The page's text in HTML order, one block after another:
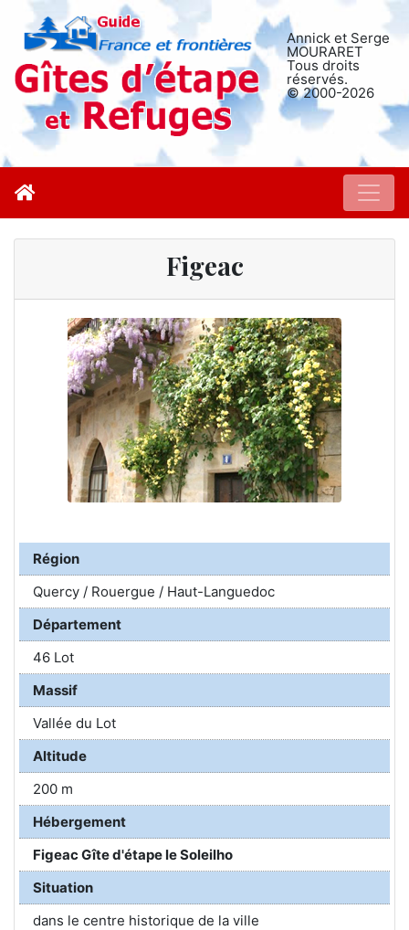
Annick et Serge
MOURARET
Tous droits
réservés.
© 2000-2026
Figeac
Région
Quercy / Rouergue / Haut-Languedoc
Département
46 Lot
Massif
Vallée du Lot
Altitude
200 m
Hébergement
Figeac Gîte d'étape le Soleilho
Situation
dans le centre historique de la ville